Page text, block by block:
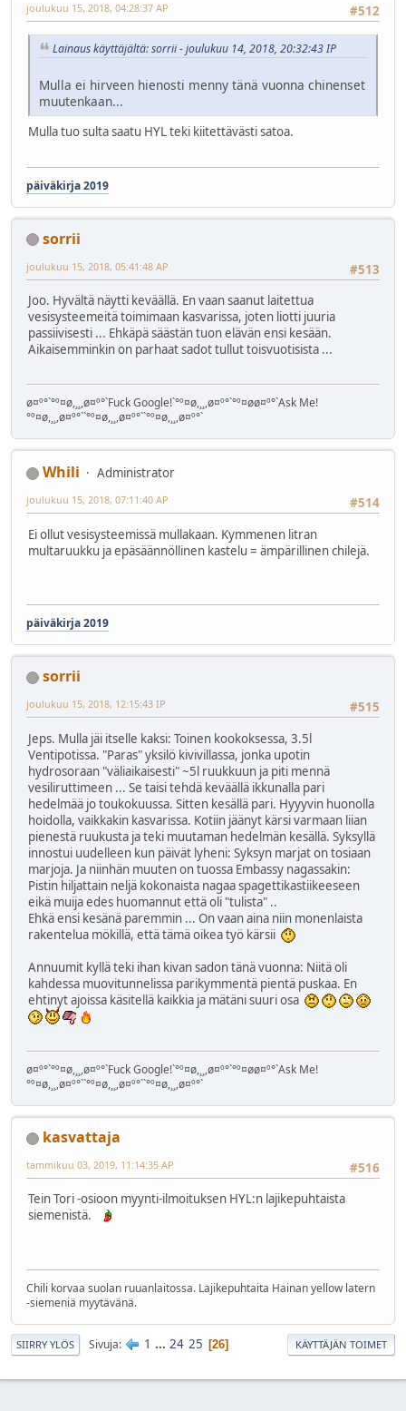
#512
joulukuu 15, 2018, 04:28:37 AP
Lainaus käyttäjältä: sorrii - joulukuu 14, 2018, 20:32:43 IP
Mulla ei hirveen hienosti menny tänä vuonna chinenset
muutenkaan...
Mulla tuo sulta saatu HYL teki kiitettävästi satoa.
päiväkirja 2019
sorrii
#513
joulukuu 15, 2018, 05:41:48 AP
Joo. Hyvältä näytti keväällä. En vaan saanut laitettua
vesisysteemeitä toimimaan kasvarissa, joten liotti juuria
passiivisesti ... Ehkäpä säästän tuon elävän ensi kesään.
Aikaisemminkin on parhaat sadot tullut toisvuotisista ...
ø¤º°`°º¤ø,¸¸,ø¤º°`Fuck Google!`°º¤ø,¸¸,ø¤º°`°º¤øø¤º°`Ask Me!
°º¤ø,¸¸,ø¤º°``°º¤ø,¸¸,ø¤º°``°º¤ø,¸¸,ø¤º°`
Whili
Administrator
#514
joulukuu 15, 2018, 07:11:40 AP
Ei ollut vesisysteemissä mullakaan. Kymmenen litran
multaruukku ja epäsäännöllinen kastelu = ämpärillinen chilejä.
päiväkirja 2019
sorrii
#515
joulukuu 15, 2018, 12:15:43 IP
Jeps. Mulla jäi itselle kaksi: Toinen kookoksessa, 3.5l
Ventipotissa. "Paras" yksilö kivivillassa, jonka upotin
hydrosoraan "väliaikaisesti" ~5l ruukkuun ja piti mennä
vesiliruttimeen ... Se taisi tehdä keväällä ikkunalla pari
hedelmää jo toukokuussa. Sitten kesällä pari. Hyyyvin huonolla
hoidolla, vaikkakin kasvarissa. Kotiin jäänyt kärsi varmaan liian
pienestä ruukusta ja teki muutaman hedelmän kesällä. Syksyllä
innostui uudelleen kun päivät lyheni: Syksyn marjat on tosiaan
marjoja. Ja niinhän muuten on tuossa Embassy nagassakin:
Pistin hiljattain neljä kokonaista nagaa spagettikastiikeeseen
eikä muija edes huomannut että oli "tulista" ..
Ehkä ensi kesänä paremmin ... On vaan aina niin monenlaista
rakentelua mökillä, että tämä oikea työ kärsii
Annuumit kyllä teki ihan kivan sadon tänä vuonna: Niitä oli
kahdessa muovitunnelissa parikymmentä pientä puskaa. En
ehtinyt ajoissa käsitellä kaikkia ja mätäni suuri osa
ø¤º°`°º¤ø,¸¸,ø¤º°`Fuck Google!`°º¤ø,¸¸,ø¤º°`°º¤øø¤º°`Ask Me!
°º¤ø,¸¸,ø¤º°``°º¤ø,¸¸,ø¤º°``°º¤ø,¸¸,ø¤º°`
kasvattaja
#516
tammikuu 03, 2019, 11:14:35 AP
Tein Tori -osioon myynti-ilmoituksen HYL:n lajikepuhtaista
siemenistä.
Chili korvaa suolan ruuanlaitossa. Lajikepuhtaita Hainan yellow latern
-siemeniä myytävänä.
SIIRRY YLÖS Sivuja 1 ... 24 25 26 KÄYTTÄJÄN TOIMET